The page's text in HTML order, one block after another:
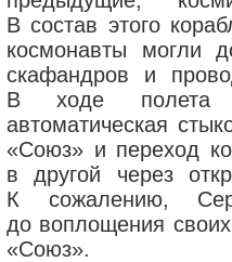
В состав этого
космонавты могли
скафандров и
В ходе полета
автоматическая
«Союз» и переход
в другой через
К сожалению,
до воплощения
«Союз».